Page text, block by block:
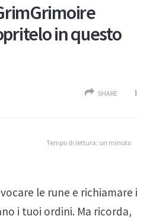
in questo
SHARE
Tempo di lettura: un minuto
le rune e richiamare i
i tuoi ordini. Ma ricorda,